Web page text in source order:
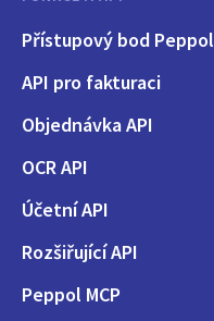
Přístupový bod Peppol
API pro fakturaci
Objednávka API
OCR API
Účetní API
Rozšiřující API
Peppol MCP